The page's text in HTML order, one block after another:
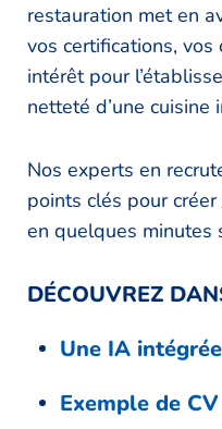
restauration met en
vos certifications,
intérêt pour
netteté d’une cuisine
Nos experts en
points clés pour
en quelques minutes
DÉCOUVREZ
Une IA
Exemple de